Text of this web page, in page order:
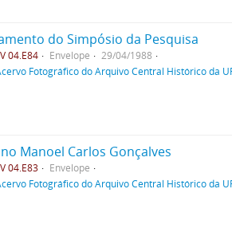
do Simpósio da Pesquisa
04.E84 Envelope
29/04/1988
Fotográfico do Arquivo Central Histórico da
Manoel Carlos Gonçalves
04.E83
Envelope
Fotográfico do Arquivo Central Histórico da